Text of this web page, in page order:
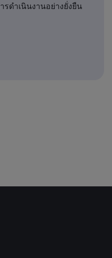
รดำเนินงานอย่างยั่งยืน